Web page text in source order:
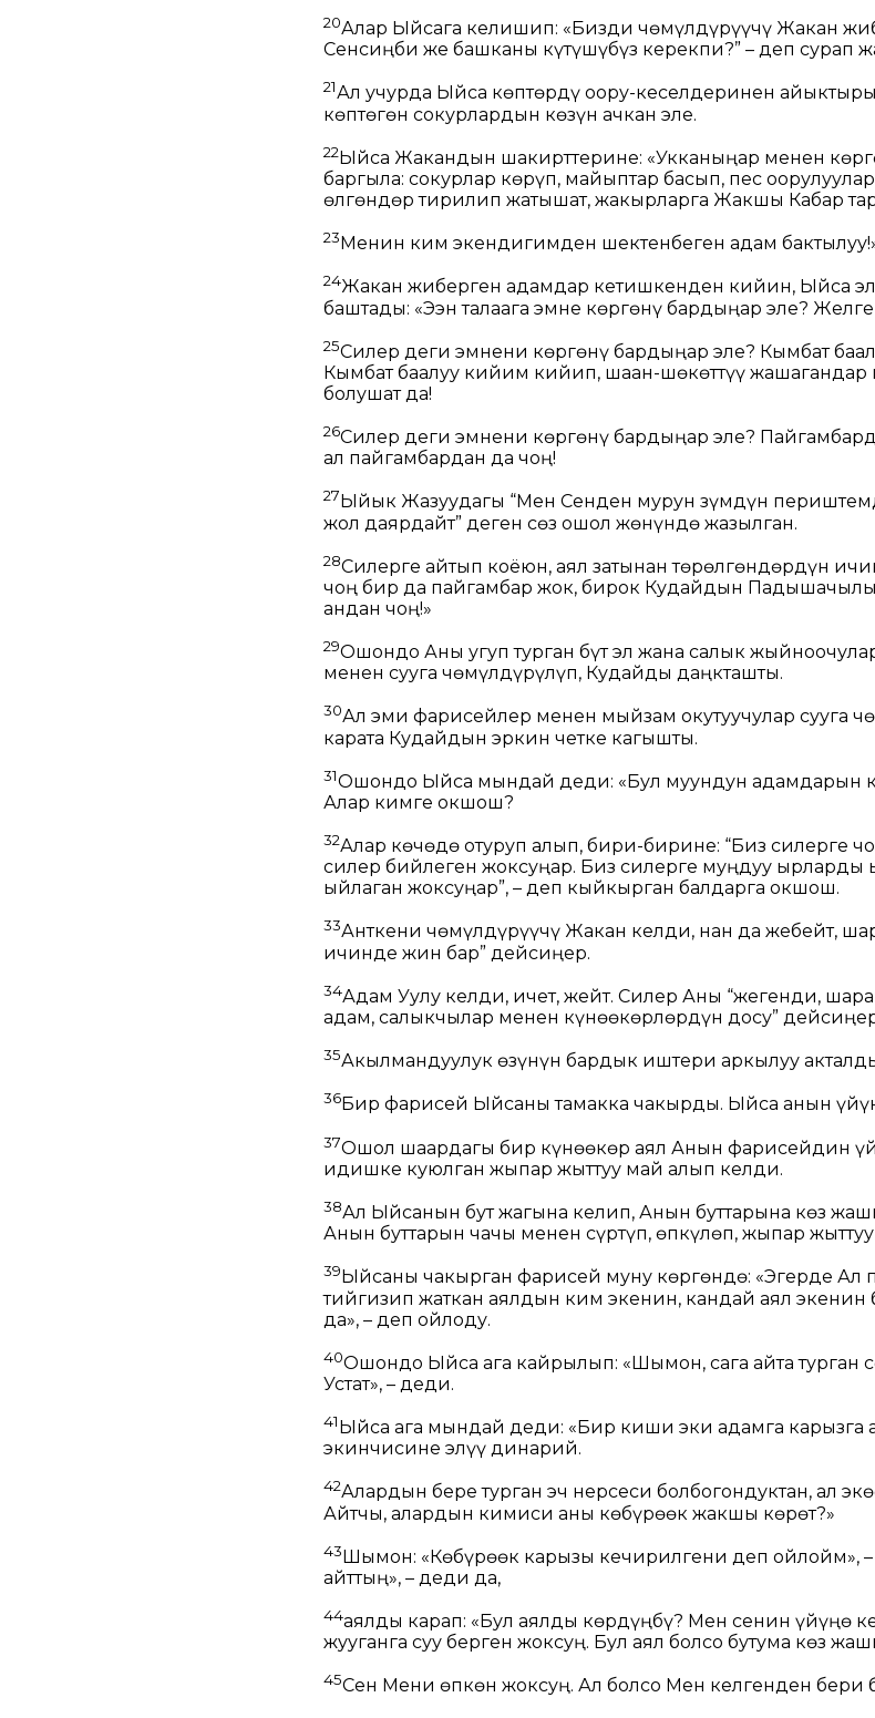
20Алар Ыйсага келишип: «Бизди чөмүлдүрүүчү Жакан
Сенсиңби же башканы күтүшүбүз керекпи?” – деп сурап
21Ал учурда Ыйса көптөрдү оору-кеселдеринен
көптөгөн сокурлардын көзүн ачкан эле.
22Ыйса Жакандын шакирттерине: «Укканыңар менен
баргыла: сокурлар көрүп, майыптар басып, пес
өлгөндөр тирилип жатышат, жакырларга Жакшы Кабар
23 Менин ким экендигимден шектенбеген адам
24Жакан жиберген адамдар кетишкенден кийин, Ыйса
баштады: «Ээн талаага эмне көргөнү бардыңар эле?
25Силер деги эмнени көргөнү бардыңар эле? Кымбат
Кымбат баалуу кийим кийип, шаан-шөкөттүү
болушат да!
26Силер деги эмнени көргөнү бардыңар эле?
ал пайгамбардан да чоң!
27 Ыйык Жазуудагы “Мен Сенден мурун Өзүмдүн
жол даярдайт” деген сөз ошол жөнүндө жазылган.
28Силерге айтып коёюн, аял затынан төрөлгөндөрдүн
чоң бир да пайгамбар жок, бирок Кудайдын
андан чоң!»
29Ошондо Аны угуп турган бүт эл жана салык
менен сууга чөмүлдүрүлүп, Кудайды даңкташты.
30Ал эми фарисейлер менен мыйзам окутуучулар сууга
карата Кудайдын эркин четке кагышты.
31Ошондо Ыйса мындай деди: «Бул муундун адамдарын
Алар кимге окшош?
32Алар көчөдө отуруп алып, бири-бирине: “Биз силерге
силер бийлеген жоксуңар. Биз силерге муңдуу
ыйлаган жоксуңар”, – деп кыйкырган балдарга окшош.
33Анткени чөмүлдүрүүчү Жакан келди, нан да жебейт,
ичинде жин бар” дейсиңер.
34Адам Уулу келди, ичет, жейт. Силер Аны “жегенди,
адам, салыкчылар менен күнөөкөрлөрдүн досу”
35Акылмандуулук өзүнүн бардык иштери аркылуу
36Бир фарисей Ыйсаны тамакка чакырды. Ыйса анын
37Ошол шаардагы бир күнөөкөр аял Анын фарисейдин
идишке куюлган жыпар жыттуу май алып келди.
38Ал Ыйсанын бут жагына келип, Анын буттарына көз
Анын буттарын чачы менен сүртүп, өпкүлөп, жыпар
39 Ыйсаны чакырган фарисей муну көргөндө: «Эгерде Ал
тийгизип жаткан аялдын ким экенин, кандай аял экенин
да», – деп ойлоду.
40Ошондо Ыйса ага кайрылып: «Шымон, сага айта турган
Устат», – деди.
41 Ыйса ага мындай деди: «Бир киши эки адамга карызга
экинчисине элүү динарий.
42Алардын бере турган эч нерсеси болбогондуктан, ал
Айтчы, алардын кимиси аны көбүрөөк жакшы көрөт?»
43Шымон: «Көбүрөөк карызы кечирилгени деп ойлойм»,
айттың», – деди да,
44аялды карап: «Бул аялды көрдүңбү? Мен сенин үйүңө
жууганга суу берген жоксуң. Бул аял болсо бутума көз
45Сен Мени өпкөн жоксуң. Ал болсо Мен келгенден бери